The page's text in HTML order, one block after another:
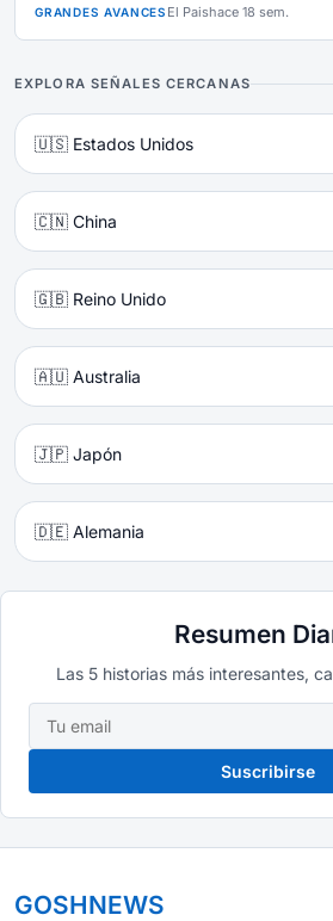
GRANDES AVANCES El Paishace 18 sem.
EXPLORA SEÑALES CERCANAS
🇺🇸 Estados Unidos
🇨🇳 China
🇬🇧 Reino Unido
🇦🇺 Australia
🇯🇵 Japón
🇩🇪 Alemania
Resumen
Las 5 historias más interesantes,
Suscribirse
GOSHNEWS